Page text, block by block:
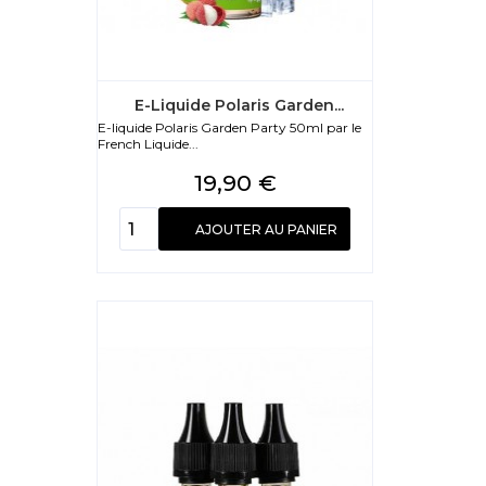
E-Liquide Polaris Garden...
E-liquide Polaris Garden Party 50ml par le
French Liquide...
Prix
19,90 €
AJOUTER AU PANIER